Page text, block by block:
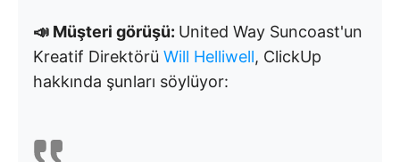
📣 Müşteri görüşü: United Way Suncoast'un
Kreatif Direktörü Will Helliwell, ClickUp
hakkında şunları söylüyor: